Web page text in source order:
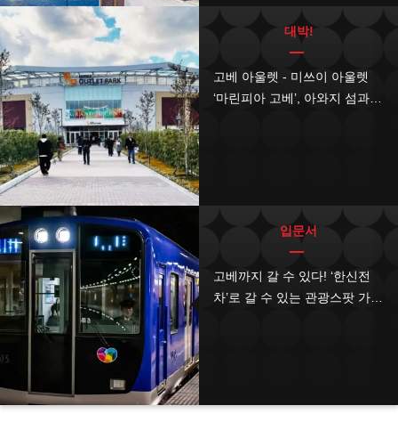
대박!
고베 아울렛 - 미쓰이 아울렛
‘마린피아 고베’, 아와지 섬과
입문서
고베까지 갈 수 있다! ‘한신전
차’로 갈 수 있는 관광스팟 가이